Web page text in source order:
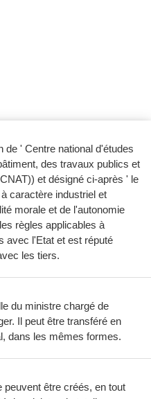
de ' Centre national d'études
des travaux publics et
et désigné ci-après ' le
caractère industriel et
morale et de l'autonomie
règles applicables à
avec l'Etat et est réputé
les tiers.
du ministre chargé de
Il peut être transféré en
dans les mêmes formes.
être créés, en tout